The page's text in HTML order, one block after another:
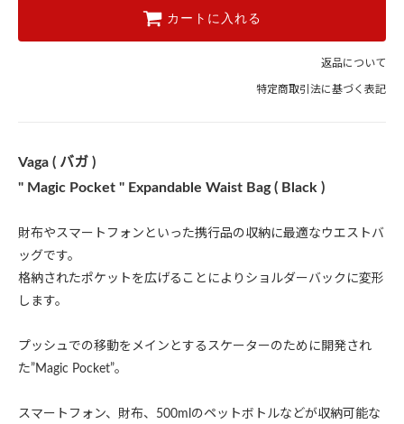
カートに入れる
返品について
特定商取引法に基づく表記
Vaga ( バガ )
" Magic Pocket " Expandable Waist Bag ( Black )
財布やスマートフォンといった携行品の収納に最適なウエストバ
ッグです。
格納されたポケットを広げることによりショルダーバックに変形
します。
プッシュでの移動をメインとするスケーターのために開発され
た”Magic Pocket”。
スマートフォン、財布、500mlのペットボトルなどが収納可能な